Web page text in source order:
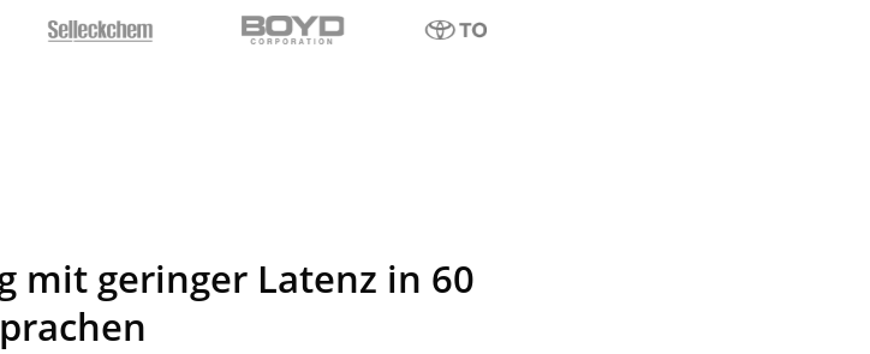
mit geringer Latenz in 60